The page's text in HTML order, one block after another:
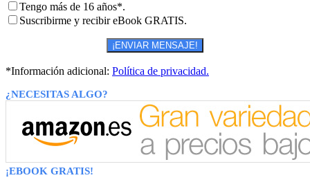
Tengo más de 16 años*.
Suscribirme y recibir eBook GRATIS.
*Información adicional: Política de privacidad.
¿NECESITAS ALGO?
¡EBOOK GRATIS!